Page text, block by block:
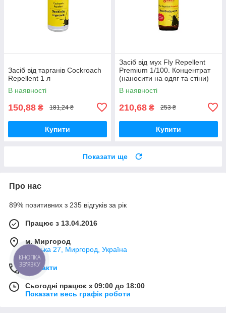
Засіб від тарганів Cockroach
Repellent 1 л
В наявності
150,88 ₴ 181,24 ₴
Купити
Засіб від мух Fly Repellent
Premium 1/100. Концентрат
(наносити на одяг та стіни)
50 мл
В наявності
210,68 ₴ 253 ₴
Купити
Показати ще
Про нас
89% позитивних з 235 відгуків за рік
Працює з 13.04.2016
м. Миргород
Ткацька 27, Миргород, Україна
Контакти
Сьогодні працює з 09:00 до 18:00
Показати весь графік роботи
КНОПКА
ЗВ'ЯЗКУ